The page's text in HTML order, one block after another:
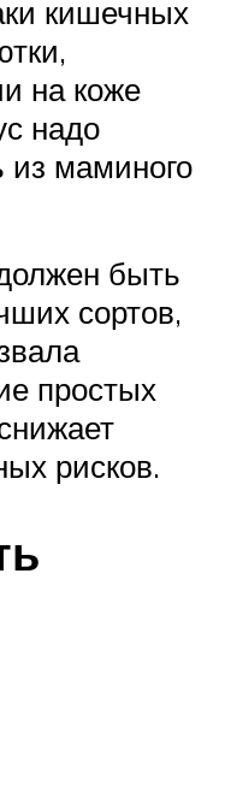
кишечных
на коже
надо
из маминого
быть
сортов,
простых
рисков.